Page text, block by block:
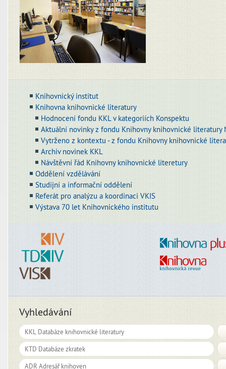
Knihovnický institut
Knihovna knihovnické literatury
Hodnocení fondu KKL v kategoriích Konspektu
Aktuální novinky z fondu Knihovny knihovnické literatury
Vytrženo z kontextu - z fondu Knihovny knihovnické
Archiv novinek KKL
Návštěvní řád Knihovny knihovnické literetury
Oddělení vzdělávání
Studijní a informační oddělení
Referát pro analýzu a koordinaci VKIS
Výstava 70 let Knihovnického institutu
Vyhledávání